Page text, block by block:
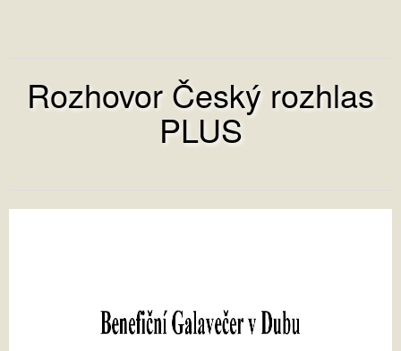
Rozhovor Český rozhlas
PLUS